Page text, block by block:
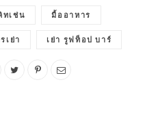
ทเช่น มื้ออาหาร
เย่า เย่า รูฟท็อป บาร์